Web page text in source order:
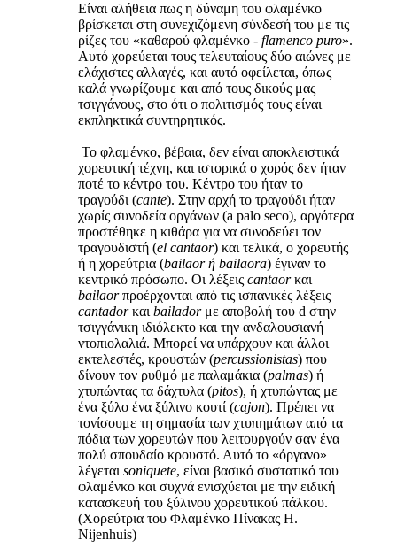
Είναι αλήθεια πως η δύναμη του φλαμένκο
βρίσκεται στη συνεχιζόμενη σύνδεσή του με τις
ρίζες του «καθαρού φλαμένκο - flamenco puro».
Αυτό χορεύεται τους τελευταίους δύο αιώνες με
ελάχιστες αλλαγές, και αυτό οφείλεται, όπως
καλά γνωρίζουμε και από τους δικούς μας
τσιγγάνους, στο ότι ο πολιτισμός τους είναι
εκπληκτικά συντηρητικός.
Το φλαμένκο, βέβαια, δεν είναι αποκλειστικά
χορευτική τέχνη, και ιστορικά ο χορός δεν ήταν
ποτέ το κέντρο του. Κέντρο του ήταν το
τραγούδι (cante). Στην αρχή το τραγούδι ήταν
χωρίς συνοδεία οργάνων (a palo seco), αργότερα
προστέθηκε η κιθάρα για να συνοδεύει τον
τραγουδιστή (el cantaor) και τελικά, ο χορευτής
ή η χορεύτρια (bailaor ή bailaora) έγιναν το
κεντρικό πρόσωπο. Οι λέξεις cantaorκαι
bailaorπροέρχονται από τις ισπανικές λέξεις
cantadorκαι bailadorμε αποβολή του d στην
τσιγγάνικη ιδιόλεκτο και την ανδαλουσιανή
ντοπιολαλιά. Μπορεί να υπάρχουν και άλλοι
εκτελεστές, κρουστών (percussionistas) που
δίνουν τον ρυθμό με παλαμάκια (palmas) ή
χτυπώντας τα δάχτυλα (pitos), ή χτυπώντας με
ένα ξύλο ένα ξύλινο κουτί (cajon). Πρέπει να
τονίσουμε τη σημασία των χτυπημάτων από τα
πόδια των χορευτών που λειτουργούν σαν ένα
πολύ σπουδαίο κρουστό. Αυτό το «όργανο»
λέγεται soniquete, είναι βασικό συστατικό του
φλαμένκο και συχνά ενισχύεται με την ειδική
κατασκευή του ξύλινου χορευτικού πάλκου.
(Χορεύτρια του Φλαμένκο Πίνακας H.
Nijenhuis)